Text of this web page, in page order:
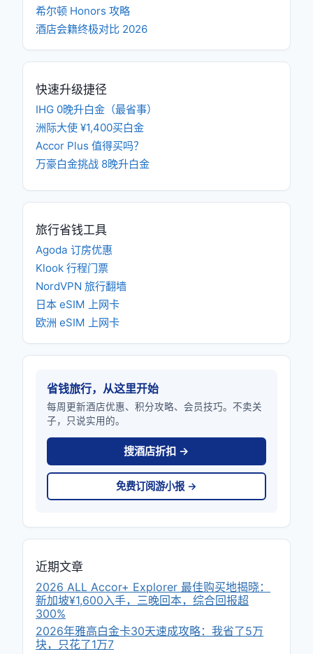
希尔顿 Honors 攻略
酒店会籍终极对比 2026
快速升级捷径
IHG 0晚升白金（最省事）
洲际大使 ¥1,400买白金
Accor Plus 值得买吗？
万豪白金挑战 8晚升白金
旅行省钱工具
Agoda 订房优惠
Klook 行程门票
NordVPN 旅行翻墙
日本 eSIM 上网卡
欧洲 eSIM 上网卡
省钱旅行，从这里开始
每周更新酒店优惠、积分攻略、会员技巧。不卖关
子，只说实用的。
搜酒店折扣 →
免费订阅游小报 →
近期文章
2026 ALL Accor+ Explorer 最佳购买地揭晓：
新加坡¥1,600入手，三晚回本，综合回报超
300%
2026年雅高白金卡30天速成攻略：我省了5万
块，只花了1万7